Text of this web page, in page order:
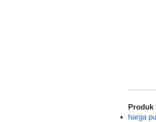
Produk
harga